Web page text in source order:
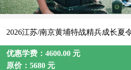
2026江苏/南京黄埔特战精兵成长夏
优惠学费：4600.00 元
原价：5680 元